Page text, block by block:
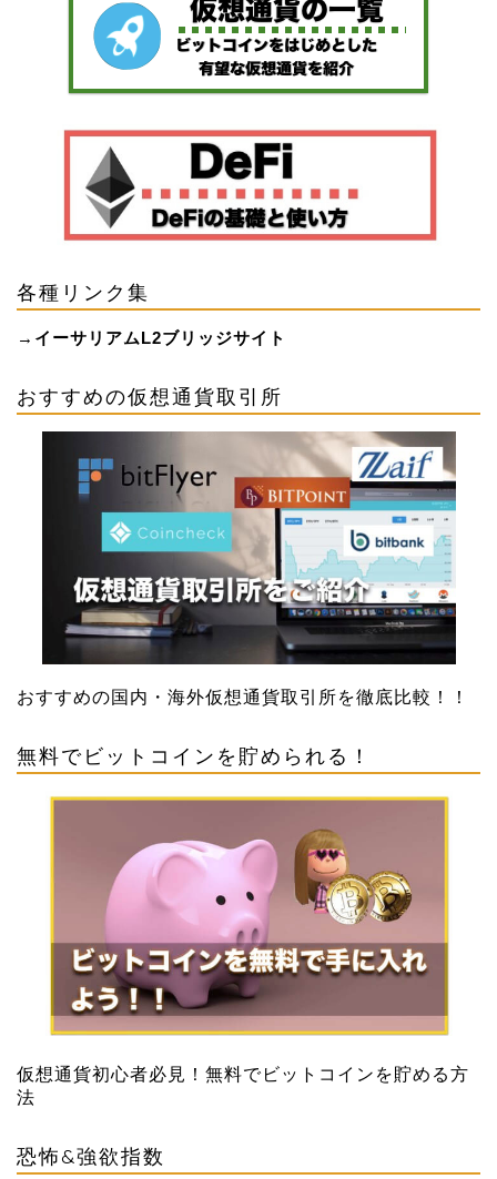
各種リンク集
→ イーサリアムL2ブリッジサイト
おすすめの仮想通貨取引所
おすすめの国内・海外仮想通貨取引所を徹底比較！！
無料でビットコインを貯められる！
仮想通貨初心者必見！無料でビットコインを貯める方
法
恐怖&強欲指数